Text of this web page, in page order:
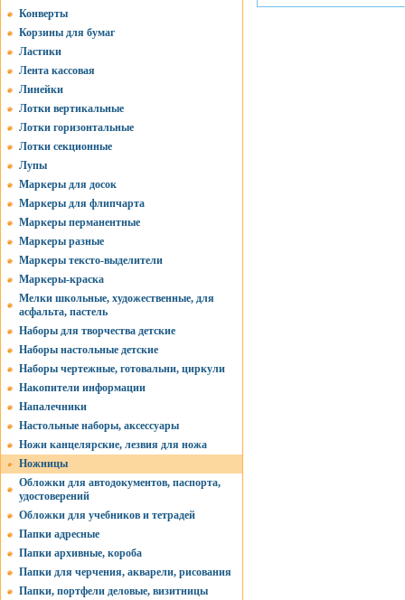
Конверты
Корзины для бумаг
Ластики
Лента кассовая
Линейки
Лотки вертикальные
Лотки горизонтальные
Лотки секционные
Лупы
Маркеры для досок
Маркеры для флипчарта
Маркеры перманентные
Маркеры разные
Маркеры тексто-выделители
Маркеры-краска
Мелки школьные, художественные, для
асфальта, пастель
Наборы для творчества детские
Наборы настольные детские
Наборы чертежные, готовальни, циркули
Накопители информации
Напалечники
Настольные наборы, аксессуары
Ножи канцелярские, лезвия для ножа
Ножницы
Обложки для автодокументов, паспорта,
удостоверений
Обложки для учебников и тетрадей
Папки адресные
Папки архивные, короба
Папки для черчения, акварели, рисования
Папки, портфели деловые, визитницы